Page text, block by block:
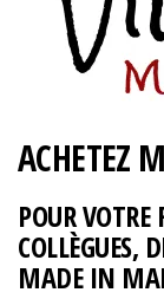
ACHETEZ
POUR
COLLÈGUES,
MADE IN